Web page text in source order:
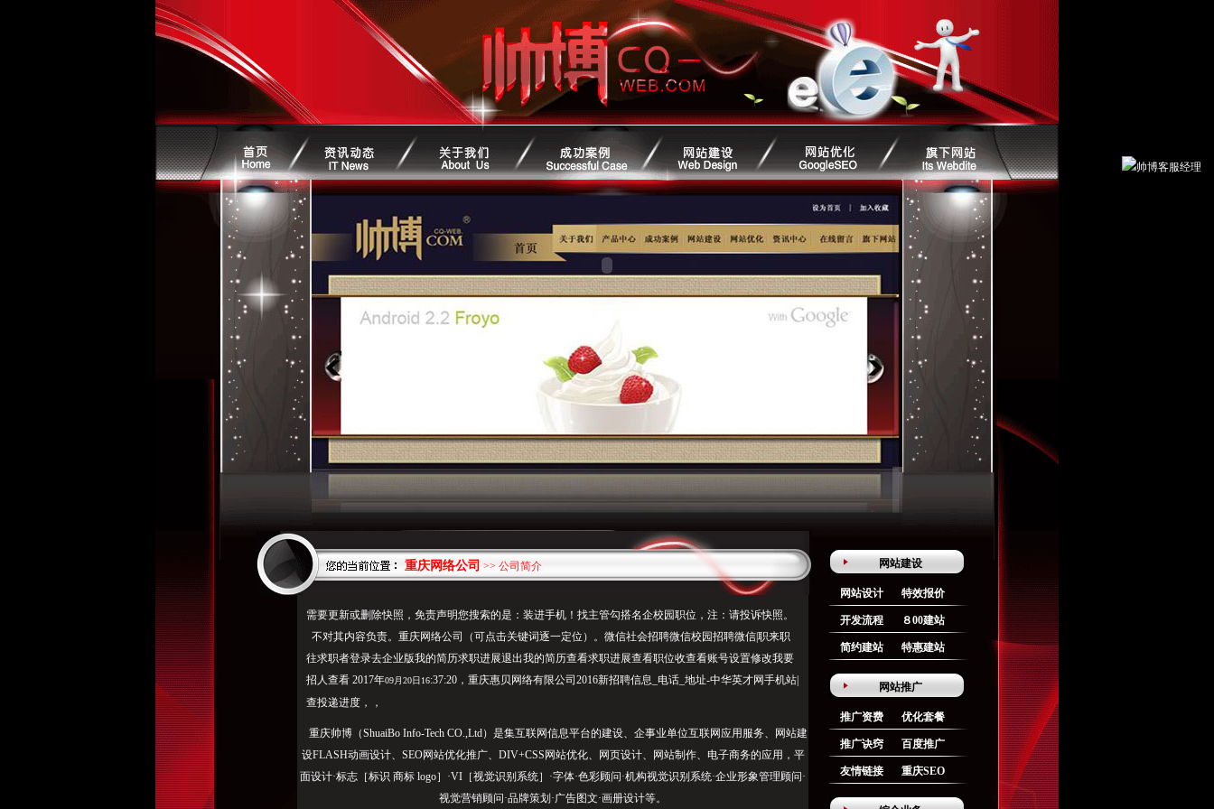
重庆网络公司 >> 公司简介
需要更新或删除快照，免责声明您搜索的是：装进手机！找主管勾搭名企校园职位，注：请投诉快照。
不对其内容负责。重庆网络公司（可点击关键词逐一定位）。微信社会招聘微信校园招聘微信|职来职
往求职者登录去企业版我的简历求职进展退出我的简历查看求职进展查看职位收查看账号设置修改我要
招人查看 2017年09月20日16:37:20，重庆惠贝网络有限公司2016新招聘信息_电话_地址-中华英才网手机站|
查投递进度，，
重庆帅博（ShuaiBo Info-Tech CO.,Ltd）是集互联网信息平台的建设、企事业单位互联网应用服务、网站建
设FLASH动画设计、SEO网站优化推广、DIV+CSS网站优化、网页设计、网站制作、电子商务的应用，平
面设计·标志［标识 商标 logo］·VI［视觉识别系统］·字体·色彩顾问·机构视觉识别系统·企业形象管理顾问·
视觉营销顾问·品牌策划·广告图文·画册设计等。
网站建设
网站设计 特效报价
开发流程 ８00建站
简约建站 特惠建站
网站推广
推广资费 优化套餐
推广诀窍 百度推广
友情链接 重庆SEO